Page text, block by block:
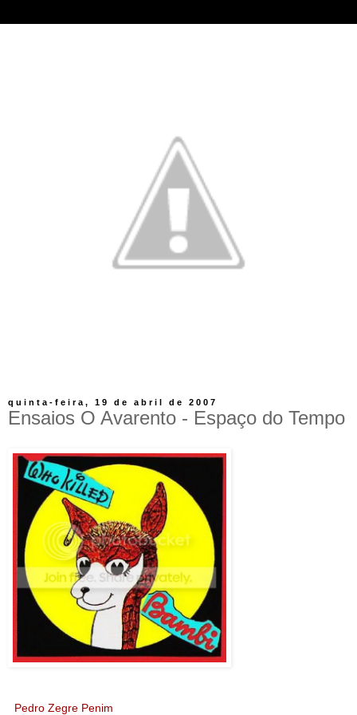
quinta-feira, 19 de abril de 2007
Ensaios O Avarento - Espaço do Tempo
Pedro Zegre Penim